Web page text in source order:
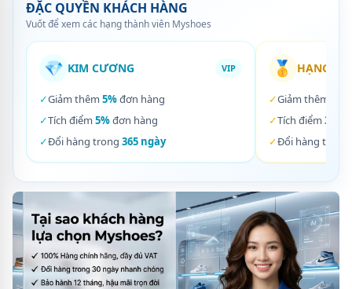
ĐẶC QUYỀN KHÁCH HÀNG
Vuốt để xem các hạng thành viên Myshoes
💎 KIM CƯƠNG VIP
✓Giảm thêm 5%đơn hàng
✓Tích điểm 5%đơn hàng
✓Đổi hàng trong 365 ngày
🥇 HẠNG
✓Giảm thêm
✓Tích điểm 3%
✓Đổi hàng trong